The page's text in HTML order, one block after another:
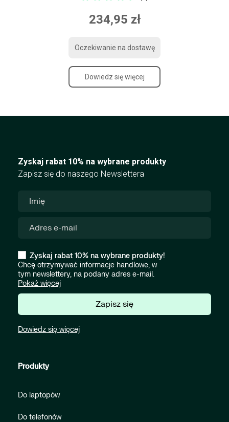
234,95 zł
Oczekiwanie na dostawę
Dowiedz się więcej
Zyskaj rabat 10% na wybrane produkty
Zapisz się do naszego Newslettera
Zyskaj rabat 10% na wybrane produkty!
Chcę otrzymywać informacje handlowe, w
tym newslettery, na podany adres e-mail.
Pokaż więcej
Zapisz się
Dowiedz się więcej
Produkty
Do laptopów
Do telefonów